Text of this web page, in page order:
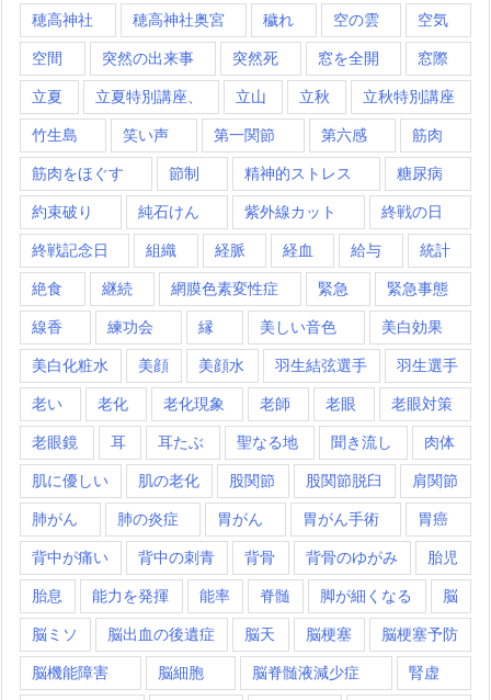
穂高神社 穂高神社奥宮 穢れ 空の雲 空気
空間 突然の出来事 突然死 窓を全開 窓際
立夏 立夏特別講座、 立山 立秋 立秋特別講座
竹生島 笑い声 第一関節 第六感 筋肉
筋肉をほぐす 節制 精神的ストレス 糖尿病
約束破り 純石けん 紫外線カット 終戦の日
終戦記念日 組織 経脈 経血 給与 統計
絶食 継続 網膜色素変性症 緊急 緊急事態
線香 練功会 縁 美しい音色 美白効果
美白化粧水 美顔 美顔水 羽生結弦選手 羽生選手
老い 老化 老化現象 老師 老眼 老眼対策
老眼鏡 耳 耳たぶ 聖なる地 聞き流し 肉体
肌に優しい 肌の老化 股関節 股関節脱臼 肩関節
肺がん 肺の炎症 胃がん 胃がん手術 胃癌
背中が痛い 背中の刺青 背骨 背骨のゆがみ 胎児
胎息 能力を発揮 能率 脊髄 脚が細くなる 脳
脳ミソ 脳出血の後遺症 脳天 脳梗塞 脳梗塞予防
脳機能障害 脳細胞 脳脊髄液減少症 腎虚